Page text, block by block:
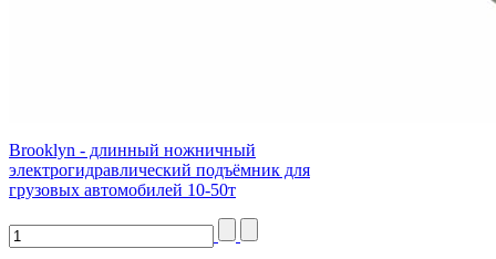
Brooklyn - длинный ножничный
электрогидравлический подъёмник для
грузовых автомобилей 10-50т